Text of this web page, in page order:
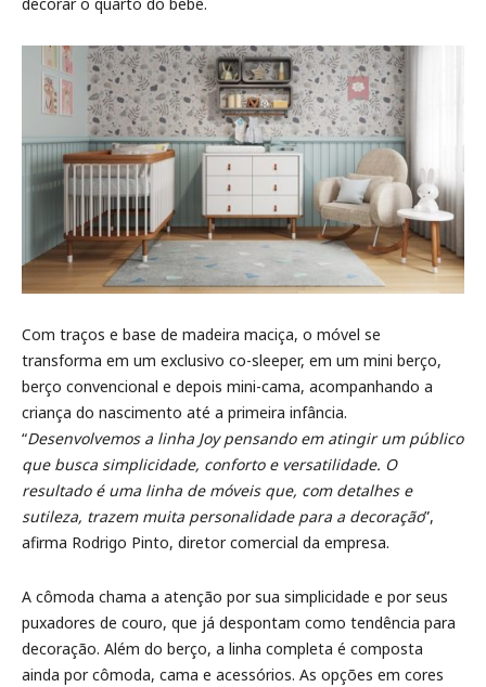
Com traços e base de madeira maciça, o móvel se
transforma em um exclusivo co-sleeper, em um mini berço,
berço convencional e depois mini-cama, acompanhando a
criança do nascimento até a primeira infância.
“Desenvolvemos a linha Joy pensando em atingir um público
que busca simplicidade, conforto e versatilidade. O
resultado é uma linha de móveis que, com detalhes e
sutileza, trazem muita personalidade para a decoração”,
afirma Rodrigo Pinto, diretor comercial da empresa.
A cômoda chama a atenção por sua simplicidade e por seus
puxadores de couro, que já despontam como tendência para
decoração. Além do berço, a linha completa é composta
ainda por cômoda, cama e acessórios. As opções em cores